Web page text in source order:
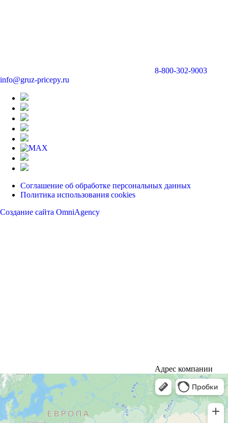
8-800-302-9003
info@gruz-pricepy.ru
Соглашение об обработке персональных данных
Политика использования cookies
Создание сайта OmniAgency
Адрес компании